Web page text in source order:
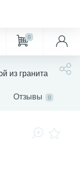
0
из гранита
Отзывы 0